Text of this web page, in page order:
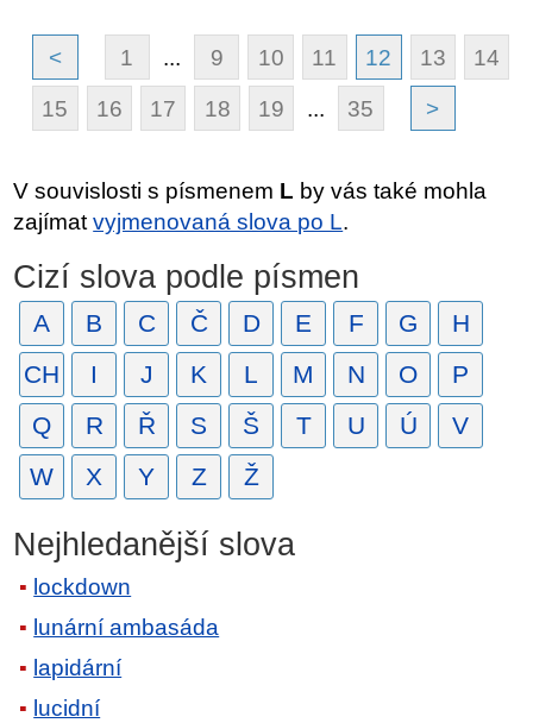
< 1 ... 9 10 11 12 13 14
15 16 17 18 19 ... 35 >
V souvislosti s písmenem L by vás také mohla
zajímatvyjmenovaná slova po L.
Cizí slova podle písmen
A B C Č D E F G
H
CH
I J K L M N O
P
Q
R Ř S Š T U Ú
V
W
X Y Z Ž
Nejhledanější slova
lockdown
lunární ambasáda
lapidární
lucidní